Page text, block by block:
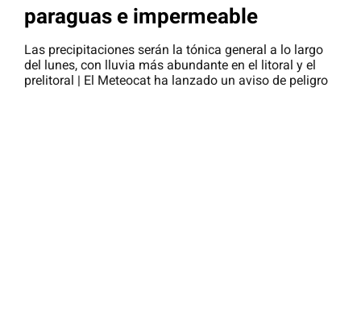
paraguas e impermeable
Las precipitaciones serán la tónica general a lo largo
del lunes, con lluvia más abundante en el litoral y el
prelitoral | El Meteocat ha lanzado un aviso de peligro